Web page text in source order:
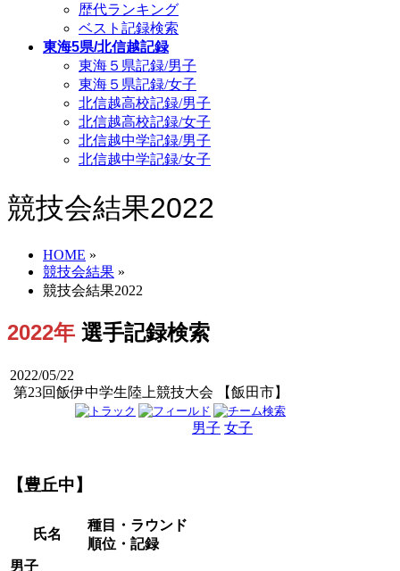
歴代ランキング
ベスト記録検索
東海5県/北信越記録
東海５県記録/男子
東海５県記録/女子
北信越高校記録/男子
北信越高校記録/女子
北信越中学記録/男子
北信越中学記録/女子
競技会結果2022
HOME »
競技会結果 »
競技会結果2022
2022年 選手記録検索
2022/05/22
第23回飯伊中学生陸上競技大会 【飯田市】
男子 女子
【豊丘中】
氏名
種目・ラウンド
順位・記録
男子